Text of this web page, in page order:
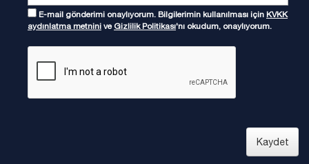
E-mail gönderimi onaylıyorum. Bilgilerimin kullanılması için KVKK
aydınlatma metnini ve Gizlilik Politikası'nı okudum, onaylıyorum.
Kaydet